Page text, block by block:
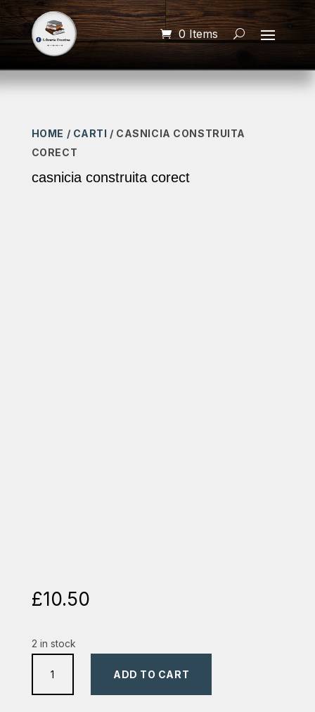
0 Items
HOME / CARTI / CASNICIA CONSTRUITA
CORECT
casnicia construita corect
£10.50
2 in stock
construita
ADD TO CART